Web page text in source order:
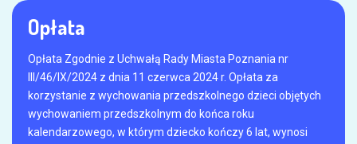
Opłata
Opłata Zgodnie z Uchwałą Rady Miasta Poznania nr
III/46/IX/2024 z dnia 11 czerwca 2024 r. Opłata za
korzystanie z wychowania przedszkolnego dzieci objętych
wychowaniem przedszkolnym do końca roku
kalendarzowego, w którym dziecko kończy 6 lat, wynosi